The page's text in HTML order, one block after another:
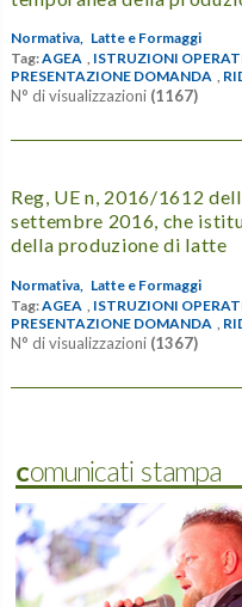
Normativa, Latte e Formaggi
Tag:AGEA , ISTRUZIONI
PRESENTAZIONE DOMANDA ,
N° di visualizzazioni (1167)
Reg, UE n, 2016/1612
settembre 2016, che
della produzione di latte
Normativa,
Latte e Formaggi
Tag:AGEA ISTRUZIONI
PRESENTAZIONE DOMANDA
N° di visualizzazioni (1367)
Comunicati stampa